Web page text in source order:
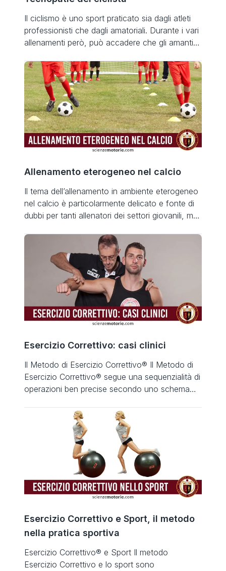
Il ciclismo è uno sport praticato sia dagli atleti
professionisti che dagli amatoriali. Durante i vari
allenamenti però, può accadere che gli amanti di
“tecnopatie del ciclista”. Queste patologie sono
le più diffuse e tipiche del ciclismo. Spesso
derivano da una scorretta posizione che viene
assunta sulla bicicletta e […]
Allenamento eterogeneo nel calcio
Il tema dell’allenamento in ambiente eterogeneo
nel calcio è particolarmente delicato e fonte di
dubbi per tanti allenatori dei settori giovanili, ma
articolo sarà quindi di valutare le variabili e
proporre alcune metodiche per affrontare le
difficoltà. I tecnici di calcio che operano nei
settori giovanili di società dilettantistiche […]
Esercizio Correttivo: casi clinici
Il Metodo di Esercizio Correttivo® Il Metodo di
Esercizio Correttivo® segue una sequenzialità di
operazioni ben precise secondo uno schema
intervento possono essere riassunte in un
diagramma di flusso che ne identifica gli aspetti
chiave. Esercizio Correttivo Fase di analisi: test
statici e dinamici di Esercizio Correttivo® Analisi
Esercizio Correttivo e Sport, il metodo
nella pratica sportiva
Esercizio Correttivo® e Sport Il metodo
Esercizio Correttivo e lo sport sono